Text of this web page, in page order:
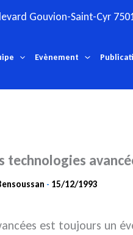
Gouvion-Saint-Cyr
Evènement
technologies
- 15/12/1993
est toujours un